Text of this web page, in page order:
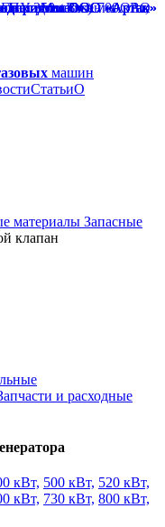
машин
СтатьиО
материалы Запасные
клапан
и расходные
кВт, 500 кВт, 520 кВт,
кВт, 730 кВт, 800 кВт,